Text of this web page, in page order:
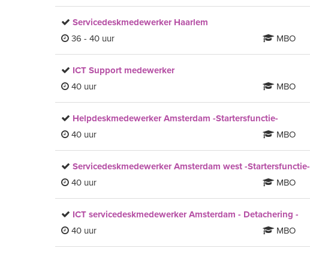
Servicedeskmedewerker Haarlem
36 - 40 uur
MBO
ICT Support medewerker
40 uur
MBO
Helpdeskmedewerker Amsterdam -Startersfunctie-
40 uur
MBO
Servicedeskmedewerker Amsterdam west -Startersfunctie-
40 uur
MBO
ICT servicedeskmedewerker Amsterdam - Detachering -
40 uur
MBO